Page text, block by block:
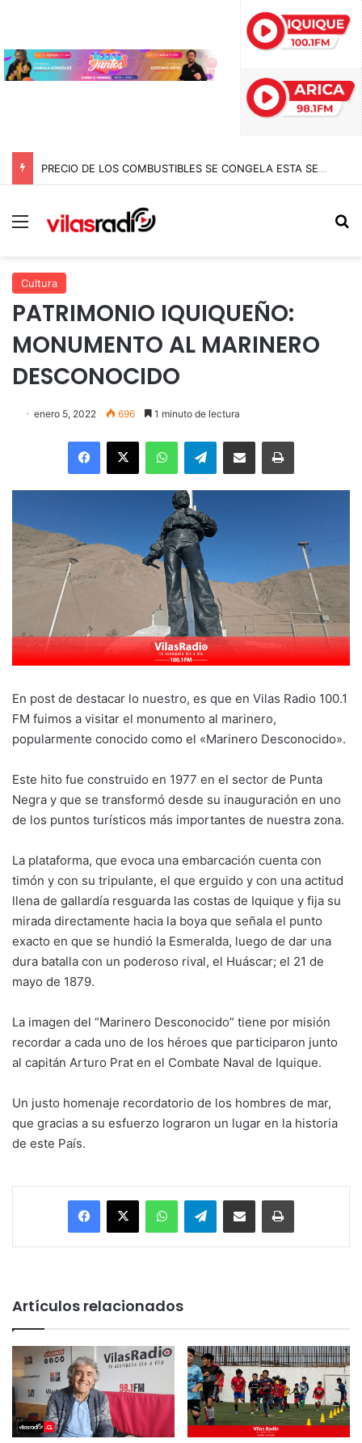
PRECIO DE LOS COMBUSTIBLES SE CONGELA ESTA SEMANA SEGÚN REPORTE DE ENAP
Menú
Cultura
PATRIMONIO IQUIQUEÑO:
MONUMENTO AL MARINERO
DESCONOCIDO
enero 5, 2022 696 1 minuto de lectura
Facebook
X WhatsAppTelegramEnviar vía email Imprimir
En post de destacar lo nuestro, es que en Vilas Radio 100.1
FM fuimos a visitar el monumento al marinero,
popularmente conocido como el «Marinero Desconocido».
Este hito fue construido en 1977 en el sector de Punta
Negra y que se transformó desde su inauguración en uno
de los puntos turísticos más importantes de nuestra zona.
La plataforma, que evoca una embarcación cuenta con
timón y con su tripulante, el que erguido y con una actitud
llena de gallardía resguarda las costas de Iquique y fija su
mirada directamente hacia la boya que señala el punto
exacto en que se hundió la Esmeralda, luego de dar una
dura batalla con un poderoso rival, el Huáscar; el 21 de
mayo de 1879.
La imagen del “Marinero Desconocido” tiene por misión
recordar a cada uno de los héroes que participaron junto
al capitán Arturo Prat en el Combate Naval de Iquique.
Un justo homenaje recordatorio de los hombres de mar,
que gracias a su esfuerzo lograron un lugar en la historia
de este País.
Facebook
X WhatsAppTelegramEnviar vía email Imprimir
Artículos relacionados